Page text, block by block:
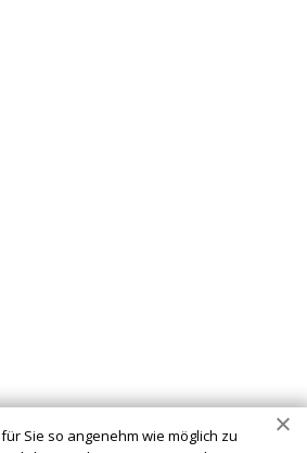
Sie so angenehm wie möglich zu
in Göppingen. Ob Sie sich
defektes Schloss haben oder Ihre